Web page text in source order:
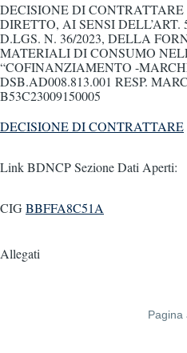
DECISIONE DI CONTRATTARE
DIRETTO, AI SENSI
D.LGS. N. 36/2023, DELLA
MATERIALI DI CONSUMO
“COFINANZIAMENTO -
DSB.AD008.813.001 RESP.
B53C23009150005
DECISIONE DI CONTRATTARE
Link BDNCP Sezione Dati Aperti:
CIGBBFFA8C51A
Allegati
Pagina